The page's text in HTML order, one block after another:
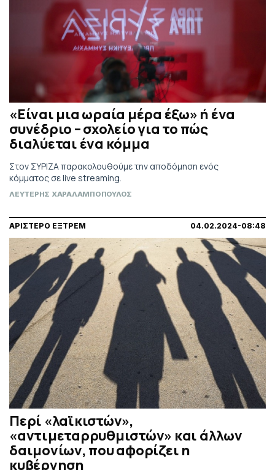
«Είναι μια ωραία μέρα έξω» ή ένα
συνέδριο – σχολείο για το πώς
διαλύεται ένα κόμμα
Στον ΣΥΡΙΖΑ παρακολουθούμε την αποδόμηση ενός
κόμματος σε live streaming.
ΛΕΥΤΕΡΗΣ ΧΑΡΑΛΑΜΠΟΠΟΥΛΟΣ
ΑΡΙΣΤΕΡΟ ΕΞΤΡΕΜ 04.02.2024-08:48
Περί «λαϊκιστών»,
«αντιμεταρρυθμιστών» και άλλων
δαιμονίων, που αφορίζει η
κυβέρνηση